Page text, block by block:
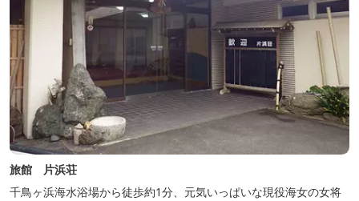
旅館 片浜荘
千鳥ヶ浜海水浴場から徒歩約1分、元気いっぱいな現役海女の女将